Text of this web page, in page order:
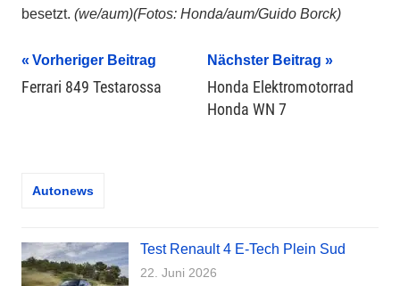
besetzt. (we/aum)(Fotos: Honda/aum/Guido Borck)
Beitragsnavigation
Vorheriger Beitrag
Ferrari 849 Testarossa
Nächster Beitrag
Honda Elektromotorrad
Honda WN 7
Autonews
Test Renault 4 E-Tech Plein Sud
22. Juni 2026